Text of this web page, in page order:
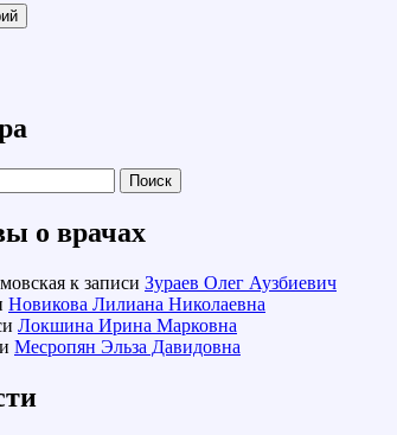
о врачах
к записи Зураев Олег Аузбиевич
Новикова Лилиана Николаевна
Локшина Ирина Марковна
Месропян Эльза Давидовна